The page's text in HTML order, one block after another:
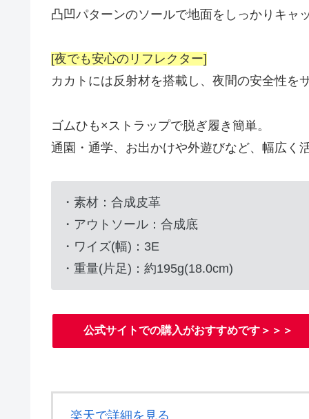
凸凹パターンのソールで地面をしっかりキャ
[夜でも安心のリフレクター]
カカトには反射材を搭載し、夜間の安全性を
ゴムひも×ストラップで脱ぎ履き簡単。
通園・通学、お出かけや外遊びなど、幅広く
・素材：合成皮革
・アウトソール：合成底
・ワイズ(幅)：3E
・重量(片足)：約195g(18.0cm)
公式サイトでの購入がおすすめです＞＞＞
楽天で詳細を見る